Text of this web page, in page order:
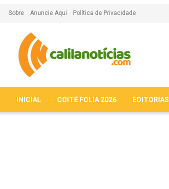
Sobre Anuncie Aqui Política de Privacidade
INICIAL COITÉ FOLIA 2026 EDITORIAS